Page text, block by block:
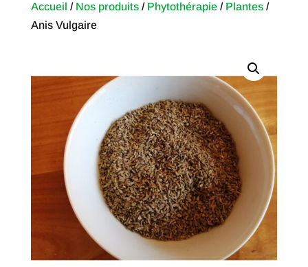
Accueil / Nos produits/ Phytothérapie/ Plantes/
Anis Vulgaire